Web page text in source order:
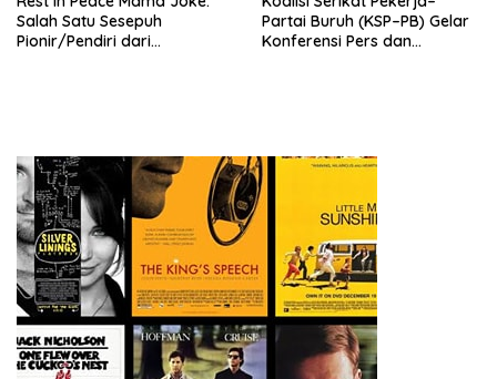
Salah Satu Sesepuh
Pionir/Pendiri dari
Partai Buruh (KSP–PB) Gelar
Konferensi Pers dan